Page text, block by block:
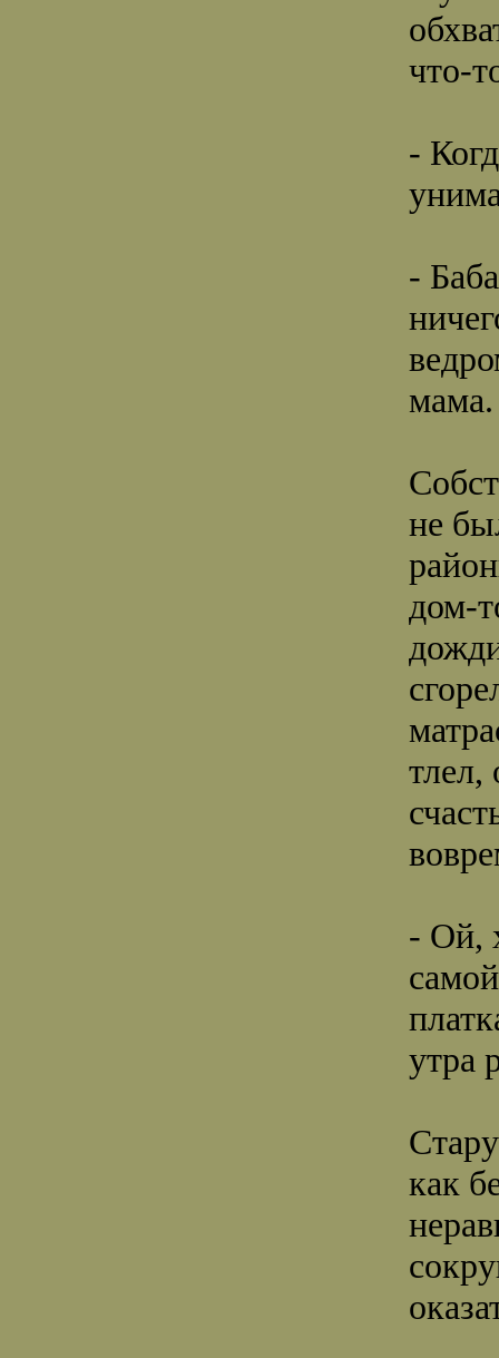
что-
-
-
мама.
не
дом-
- Ой,
утра
как